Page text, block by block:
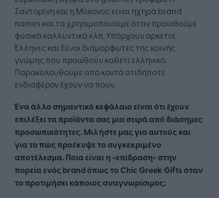
Σαντορίνη και η Μύκονος είναι ηχηρά brand
names και τα χρησιμοποιούμε όταν προωθούμε
φυσικά καλλυντικά κλπ. Υπάρχουν αρκετοί
Έλληνες και ξένοι διαμορφωτές της κοινής
γνώμης που προωθούν καθετί ελληνικό.
Παρακολουθούμε από κοντά οτιδήποτε
ενδιαφέρον έχουν να πουν.
Ένα άλλο σημαντικό κεφάλαιο είναι ότι έχουν
επιλέξει τα προϊόντα σας μια σειρά από διάσημες
προσωπικότητες. Μιλήστε μας για αυτούς και
για το πώς προέκυψε το συγκεκριμένο
αποτέλεσμα. Ποια είναι η «επίδραση» στην
πορεία ενός brand όπως το Chic Greek Gifts όταν
το προτιμήσει κάποιος αναγνωρίσιμος;